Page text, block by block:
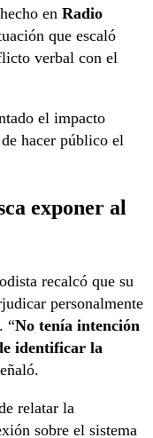
en Radio
que escaló
verbal con el
el impacto
hacer público el
exponer al
recalcó que su
personalmente
“No tenía intención
identificar la
relatar la
sobre el sistema